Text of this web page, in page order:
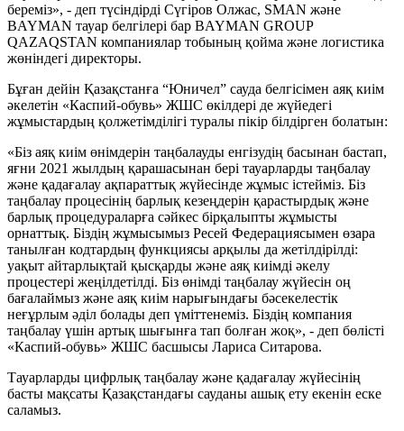
береміз», - деп түсіндірді Сүгіров Олжас, SMAN және
BAYMAN тауар белгілері бар BAYMAN GROUP
QAZAQSTAN компаниялар тобының қойма және логистика
жөніндегі директоры.
Бұған дейін Қазақстанға “Юничел” сауда белгісімен аяқ киім
әкелетін «Каспий-обувь» ЖШС өкілдері де жүйедегі
жұмыстардың қолжетімділігі туралы пікір білдірген болатын:
«Біз аяқ киім өнімдерін таңбалауды енгізудің басынан бастап,
яғни 2021 жылдың қарашасынан бері тауарларды таңбалау
және қадағалау ақпараттық жүйесінде жұмыс істейміз. Біз
таңбалау процесінің барлық кезеңдерін қарастырдық және
барлық процедураларға сәйкес бірқалыпты жұмысты
орнаттық. Біздің жұмысымыз Ресей Федерациясымен өзара
танылған кодтардың функциясы арқылы да жетілдірілді:
уақыт айтарлықтай қысқарды және аяқ киімді әкелу
процестері жеңілдетілді. Біз өнімді таңбалау жүйесін оң
бағалаймыз және аяқ киім нарығындағы бәсекелестік
неғұрлым әділ болады деп үміттенеміз. Біздің компания
таңбалау үшін артық шығынға тап болған жоқ», - деп бөлісті
«Каспий-обувь» ЖШС басшысы Лариса Ситарова.
Тауарларды цифрлық таңбалау және қадағалау жүйесінің
басты мақсаты Қазақстандағы сауданы ашық ету екенін еске
саламыз.